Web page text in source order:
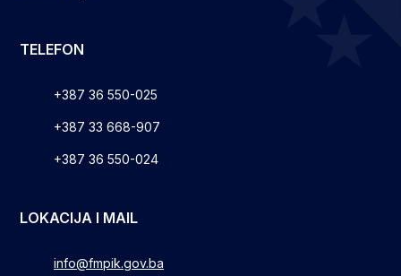
TELEFON
+387 36 550-025
+387 33 668-907
+387 36 550-024
LOKACIJA I MAIL
info@fmpik.gov.ba